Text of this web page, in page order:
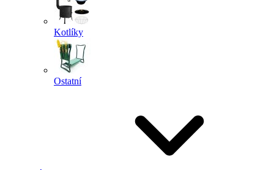
Kotlíky
Ostatní